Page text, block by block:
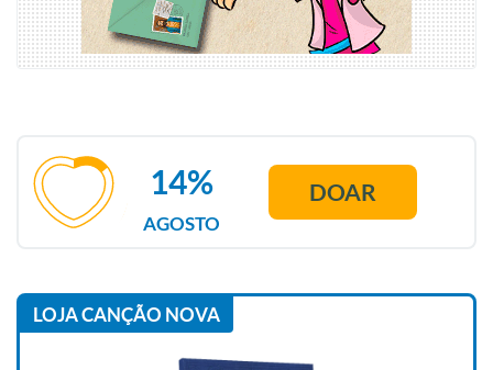
AGOSTO
14% DOAR
LOJA CANÇÃO NOVA